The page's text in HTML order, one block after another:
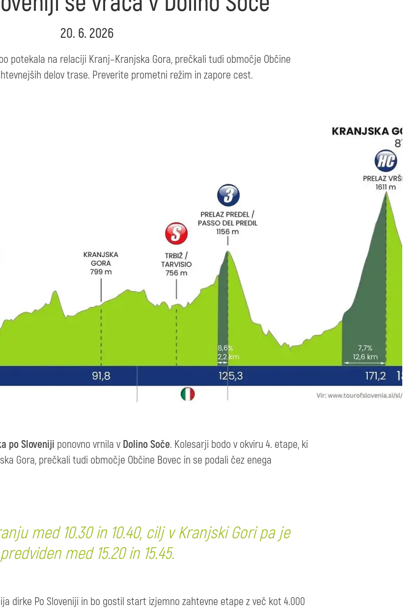
20. 6. 2026
potekala na relaciji Kranj–Kranjska Gora, prečkali tudi območje Občine
delov trase. Preverite prometni režim in zapore cest.
po Sloveniji ponovno vrnila v Dolino Soče. Kolesarji bodo v okviru 4. etape, ki
Gora, prečkali tudi območje Občine Bovec in se podali čez enega
med 10.30 in 10.40, cilj v Kranjski Gori pa je
predviden med 15.20 in 15.45.
dirke Po Sloveniji in bo gostil start izjemno zahtevne etape z več kot 4.000